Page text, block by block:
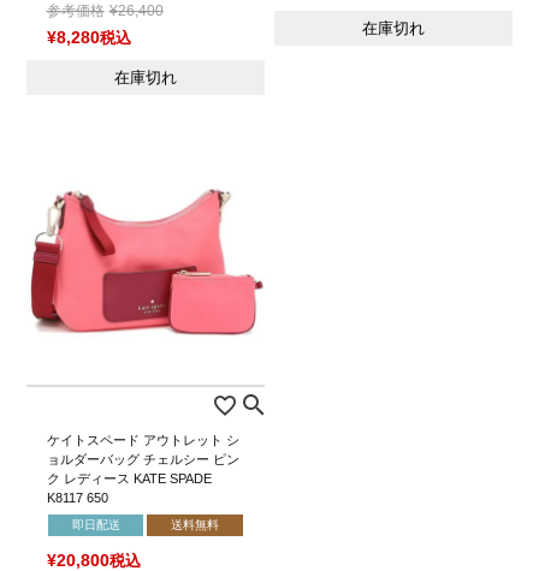
参考価格 ¥26,400
¥8,280税込
在庫切れ
在庫切れ
ケイトスペード アウトレット シ
ョルダーバッグ チェルシー ピン
ク レディース KATE SPADE
K8117 650
即日配送 送料無料
¥20,800税込